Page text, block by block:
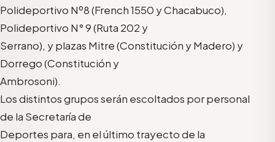
Polideportivo Nº8 (French 1550 y Chacabuco),
Polideportivo N° 9 (Ruta 202 y
Serrano), y plazas Mitre (Constitución y Madero) y
Dorrego (Constitución y
Ambrosoni).
Los distintos grupos serán escoltados por personal
de la Secretaría de
Deportes para, en el último trayecto de la